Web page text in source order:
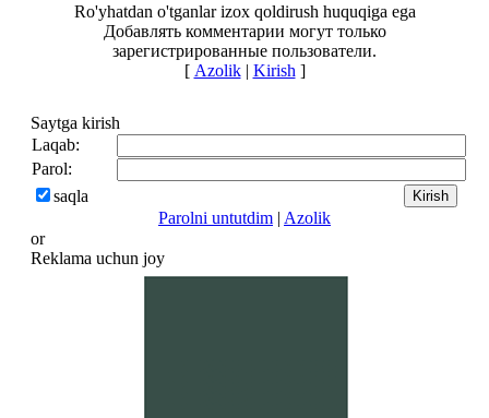
Ro'yhatdan o'tganlar izox qoldirush huquqiga ega
Добавлять комментарии могут только
зарегистрированные пользователи.
[ Azolik| Kirish ]
Saytga kirish
Laqab:
Parol:
saqla
Parolni untutdim | Azolik
or
Reklama uchun joy